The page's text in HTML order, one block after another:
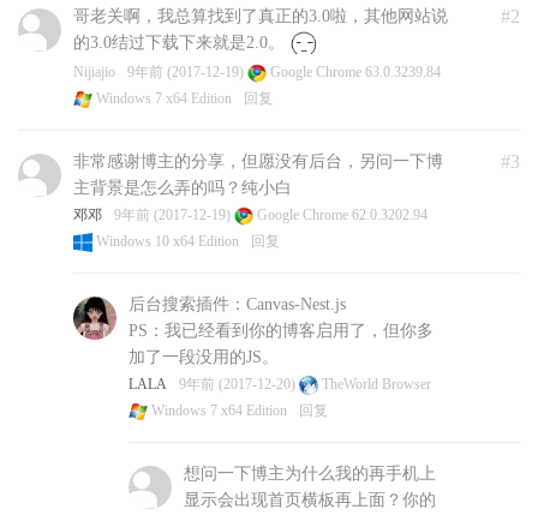
#2
哥老关啊，我总算找到了真正的3.0啦，其他网站说
的3.0结过下载下来就是2.0。
Nijiajio 9年前 (2017-12-19)
Google Chrome 63.0.3239.84
Windows 7 x64 Edition
回复
#3
非常感谢博主的分享，但愿没有后台，另问一下博
主背景是怎么弄的吗？纯小白
邓邓 9年前 (2017-12-19)
Google Chrome 62.0.3202.94
Windows 10 x64 Edition
回复
后台搜索插件：Canvas-Nest.js
PS：我已经看到你的博客启用了，但你多
加了一段没用的JS。
LALA 9年前 (2017-12-20)
TheWorld Browser
Windows 7 x64 Edition
回复
想问一下博主为什么我的再手机上
显示会出现首页横板再上面？你的